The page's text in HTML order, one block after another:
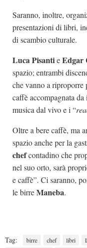
Saranno, inoltre,
presentazioni di libri,
di scambio culturale.
Luca PisantieEdgar
spazio; entrambi
che vanno a
caffè accompagnata
musica dal vivo e i “
Oltre a bere caffè, ma
spazio anche per la
chefcontadino che
nel suo orto, sarà
e caffè”. Ci saranno,
le birreManeba.
Tag: birre chef libri